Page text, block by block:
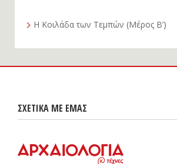
Η Κοιλάδα των Τεμπών (Μέρος Β’)
ΣΧΕΤΙΚΑ ΜΕ ΕΜΑΣ